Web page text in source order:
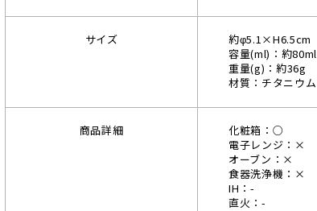
サイズ
約φ5.1×H6.5cm
容量(ml)：約80ml
重量(g)：約36g
材質：チタニウム
商品詳細
化粧箱：○
電子レンジ：×
オーブン：×
食器洗浄機：×
IH：-
直火：-